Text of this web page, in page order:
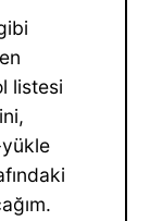
listesi
yükle